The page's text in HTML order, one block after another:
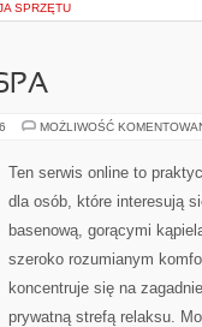
SPRZĘTU
MOŻLIWOŚĆ
Ten serwis online to
dla osób, które interesują
basenową, gorącymi
szeroko rozumianym
koncentruje się na
prywatną strefą relaksu.